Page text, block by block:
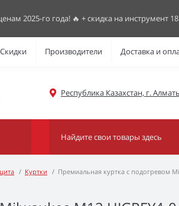
2025-го года! 🔥 + скидка на инструмент
Скидки Производители Доставка и
Республика Казахстан, г.
Куртки Премиальная куртка с подогревом